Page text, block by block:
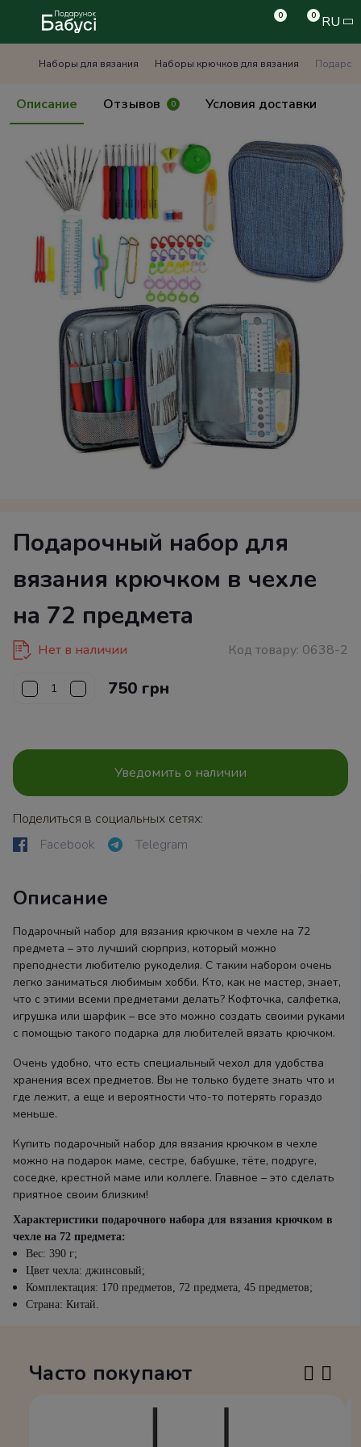
0 0 RU
Наборы для вязания Наборы крючков для вязания
Описание Отзывов 0 Условия доставки
Подарочный набор для
вязания крючком в чехле
на 72 предмета
Нет в наличии Код товару: 0638-2
750 грн
Уведомить о наличии
Поделиться в социальных сетях:
Facebook
Telegram
Описание
Подарочный набор для вязания крючком в чехле на 72
предмета – это лучший сюрприз, который можно
преподнести любителю рукоделия. С таким набором очень
легко заниматься любимым хобби. Кто, как не мастер, знает,
что с этими всеми предметами делать? Кофточка, салфетка,
игрушка или шарфик – все это можно создать своими руками
с помощью такого подарка для любителей вязать крючком.
Очень удобно, что есть специальный чехол для удобства
хранения всех предметов. Вы не только будете знать что и
где лежит, а еще и вероятности что-то потерять гораздо
меньше.
Купить подарочный набор для вязания крючком в чехле
можно на подарок маме, сестре, бабушке, тёте, подруге,
соседке, крестной маме или коллеге. Главное – это сделать
приятное своим близким!
Характеристики подарочного набора для вязания крючком в
чехле на 72 предмета:
Вес: 390 г;
Цвет чехла: джинсовый;
Комплектация: 170 предметов, 72 предмета, 45 предметов;
Страна: Китай.
Часто покупают